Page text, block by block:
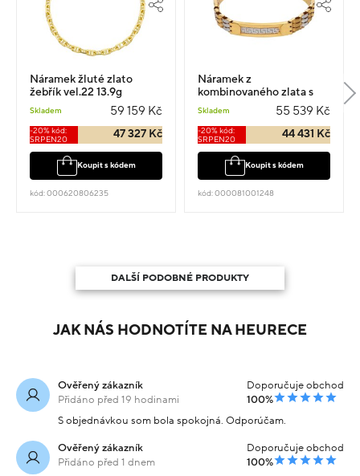
Náramek žluté zlato
žebřík vel.22 13.9g
Skladem 59 159 Kč
-20% kód:
SRPEN20
47 327 Kč
Koupit s kódem
kód: 000620806235
Náramek z
kombinovaného zlata s
rytým vzorem vel.21 14.5g
Skladem 55 539 Kč
-20% kód:
SRPEN20
44 431 Kč
Koupit s kódem
kód: 000081001248
DALŠÍ PODOBNÉ PRODUKTY
JAK NÁS HODNOTÍTE NA HEURECE
Ověřený zákazník
Přidáno před 19 hodinami
Doporučuje obchod
100%
S objednávkou som bola spokojná. Odporúčam.
Ověřený zákazník
Přidáno před 1 dnem
Doporučuje obchod
100%